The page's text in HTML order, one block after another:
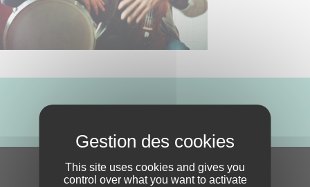
S'ABONNER À LA NEWSLETTER
This site uses cookies and gives you
control over what you want to activate